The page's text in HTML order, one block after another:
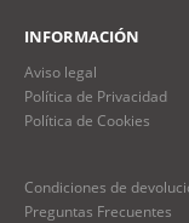
INFORMACIÓN
Aviso legal
Política de Privacidad
Política de Cookies
Condiciones de
Preguntas Frecuentes